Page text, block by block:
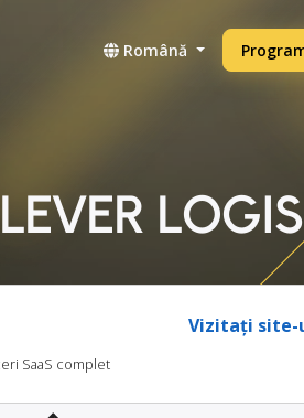
Română
Vizitați site-
SaaS complet